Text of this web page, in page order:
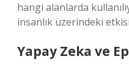
hangi alanlarda
insanlık üzerindeki
Yapay Zeka ve